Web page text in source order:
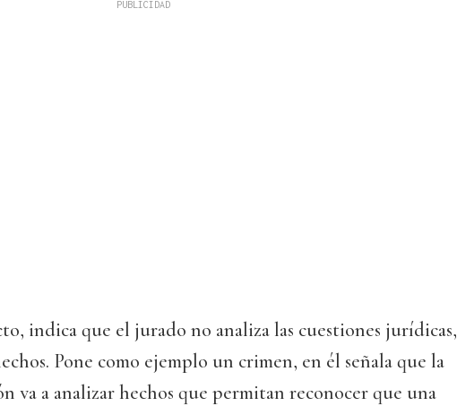
indica que el jurado no analiza las cuestiones jurídicas,
Pone como ejemplo un crimen, en él señala que la
va a analizar hechos que permitan reconocer que una